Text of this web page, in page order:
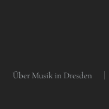
Über Musik in Dresden